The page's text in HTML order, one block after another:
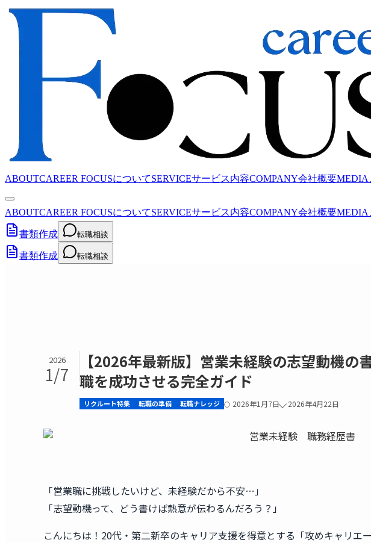
ABOUTCAREER FOCUSについてSERVICEサービス内容COMPANY会社概要MEDIA
ABOUTCAREER FOCUSについてSERVICEサービス内容COMPANY会社概要MEDIA
書類作成 転職相談
書類作成 転職相談
2026
1/7
【2026年最新版】営業未経験の志望動機の
職を成功させる完全ガイド
リクルート特集 転職の準備 転職ナレッジ 2026年1月7日 2026年4月22日
「営業職に挑戦したいけど、未経験だから不安…」
「志望動機って、どう書けば熱意が伝わるんだろう？」
こんにちは！20代・第二新卒のキャリア支援を得意とする「攻めキャリエ